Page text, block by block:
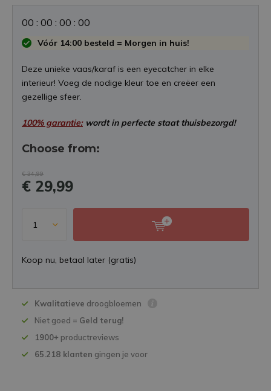
00 : 00 : 00 : 00
Vóór 14:00 besteld = Morgen in huis!
Deze unieke vaas/karaf is een eyecatcher in elke
interieur! Voeg de nodige kleur toe en creëer een
gezellige sfeer.
100% garantie:wordt in perfecte staat thuisbezorgd!
Choose from:
€ 34,99
€ 29,99
Koop nu, betaal later (gratis)
Kwalitatieve droogbloemen
Niet goed = Geld terug!
1900+ productreviews
65.218 klanten gingen je voor